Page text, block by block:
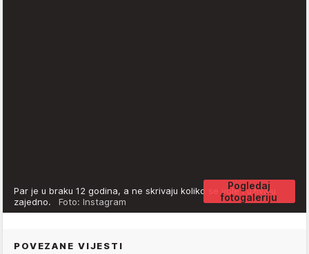
Pogledaj
fotogaleriju
Par je u braku 12 godina, a ne skrivaju koliko se vole i uživaju
zajedno. Foto: Instagram
POVEZANE VIJESTI